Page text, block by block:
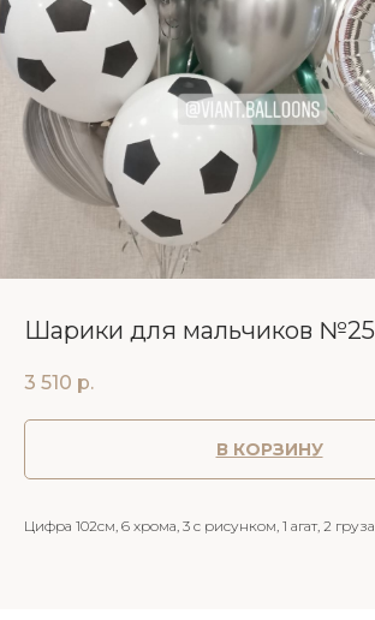
Шарики для мальчиков №25
3 510 р.
В КОРЗИНУ
Цифра 102см, 6 хрома, 3 с рисунком, 1 агат, 2 груза